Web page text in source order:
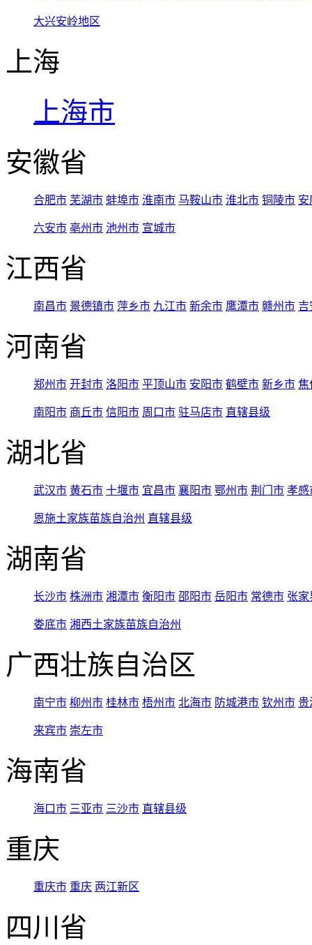
大兴安岭地区
上海
上海市
安徽省
合肥市 芜湖市 蚌埠市 淮南市 马鞍山市 淮北市 铜陵市 安
六安市 亳州市 池州市 宣城市
江西省
南昌市 景德镇市 萍乡市 九江市 新余市 鹰潭市 赣州市 吉
河南省
郑州市 开封市 洛阳市 平顶山市 安阳市 鹤壁市 新乡市 焦
南阳市 商丘市 信阳市 周口市 驻马店市 直辖县级
湖北省
武汉市 黄石市 十堰市 宜昌市 襄阳市 鄂州市 荆门市 孝感
恩施土家族苗族自治州 直辖县级
湖南省
长沙市 株洲市 湘潭市 衡阳市 邵阳市 岳阳市 常德市 张家
娄底市 湘西土家族苗族自治州
广西壮族自治区
南宁市 柳州市 桂林市 梧州市 北海市 防城港市 钦州市 贵
来宾市 崇左市
海南省
海口市 三亚市 三沙市 直辖县级
重庆
重庆市 重庆 两江新区
四川省